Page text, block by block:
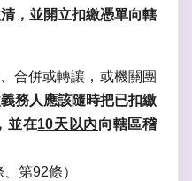
，並開立扣繳憑單向轄
合併或轉讓，或機關團
務人應該隨時把已扣繳
並在10天以內向轄區稽
第92條）